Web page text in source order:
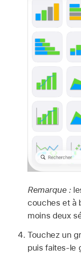
Remarque :
couches et à
moins deux
Touchez un
puis faites-le